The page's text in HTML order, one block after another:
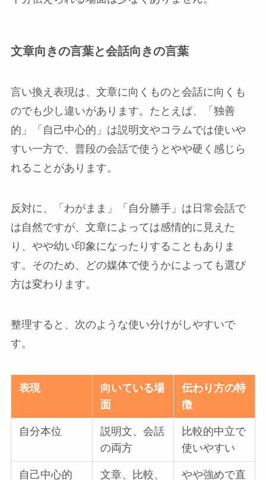
文章向きの言葉と会話向きの言葉
言い換え表現は、文章に向くものと会話に向くも
のでも少し違いがあります。たとえば、「独善
的」「自己中心的」は説明文やコラムでは使いや
すい一方で、普段の会話で使うとやや硬く感じら
れることがあります。
反対に、「わがまま」「自分勝手」は日常会話で
は自然ですが、文章によっては感情的に見えた
り、やや幼い印象になったりすることもありま
す。そのため、どの媒体で使うかによっても選び
方は変わります。
整理すると、次のような使い分けがしやすいで
す。
表現
向いている場
面
伝わり方の特
徴
自分本位
説明文、会話
の両方
比較的中立で
使いやすい
自己中心的 文章、比較、 やや強めで直